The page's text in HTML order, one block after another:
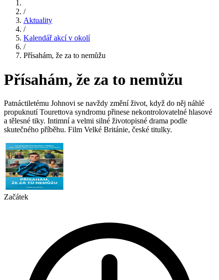
/
Aktuality
/
Kalendář akcí v okolí
/
Přísahám, že za to nemůžu
Přísahám, že za to nemůžu
Patnáctiletému Johnovi se navždy změní život, když do něj náhlé
propuknutí Tourettova syndromu přinese nekontrolovatelné hlasové
a tělesné tiky. Intimní a velmi silné životopisné drama podle
skutečného příběhu. Film Velké Británie, české titulky.
Začátek